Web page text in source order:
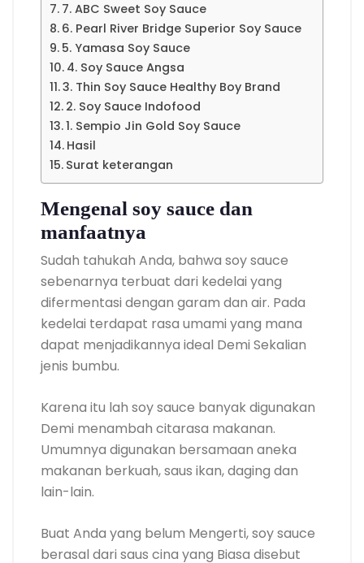
7. ABC Sweet Soy Sauce
6. Pearl River Bridge Superior Soy Sauce
5. Yamasa Soy Sauce
4. Soy Sauce Angsa
3. Thin Soy Sauce Healthy Boy Brand
2. Soy Sauce Indofood
1. Sempio Jin Gold Soy Sauce
Hasil
Surat keterangan
Mengenal soy sauce dan
manfaatnya
Sudah tahukah Anda, bahwa soy sauce
sebenarnya terbuat dari kedelai yang
difermentasi dengan garam dan air. Pada
kedelai terdapat rasa umami yang mana
dapat menjadikannya ideal Demi Sekalian
jenis bumbu.
Karena itu lah soy sauce banyak digunakan
Demi menambah citarasa makanan.
Umumnya digunakan bersamaan aneka
makanan berkuah, saus ikan, daging dan
lain-lain.
Buat Anda yang belum Mengerti, soy sauce
berasal dari saus cina yang Biasa disebut